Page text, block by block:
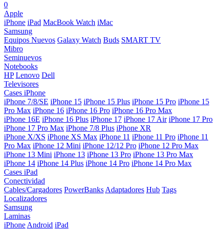
0
Apple
iPhone iPad MacBook Watch iMac
Samsung
Equipos Nuevos Galaxy Watch Buds SMART TV
Mibro
Seminuevos
Notebooks
HP Lenovo Dell
Televisores
Cases iPhone
iPhone 7/8/SE iPhone 15 iPhone 15 Plus iPhone 15 Pro iPhone 15
Pro Max iPhone 16 iPhone 16 Pro iPhone 16 Pro Max
iPhone 16E iPhone 16 Plus iPhone 17 iPhone 17 Air iPhone 17 Pro
iPhone 17 Pro Max iPhone 7/8 Plus iPhone XR
iPhone X/XS iPhone XS Max iPhone 11 iPhone 11 Pro iPhone 11
Pro Max iPhone 12 Mini iPhone 12/12 Pro iPhone 12 Pro Max
iPhone 13 Mini iPhone 13 iPhone 13 Pro iPhone 13 Pro Max
iPhone 14 iPhone 14 Plus iPhone 14 Pro iPhone 14 Pro Max
Cases iPad
Conectividad
Cables/Cargadores PowerBanks Adaptadores Hub Tags
Localizadores
Samsung
Laminas
iPhone Android iPad